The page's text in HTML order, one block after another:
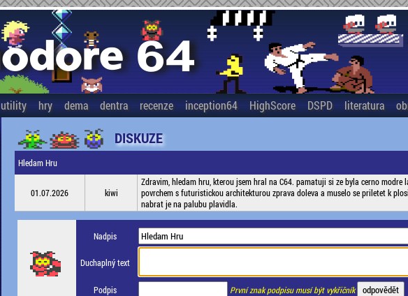
utility hry dema dentra recenze inception64 HighScore DSPD literatura
DISKUZE
Hledam Hru
01.07.2026 kiwi
Zdravim, hledam hru, kterou jsem hral na C64. pamatuji si ze byla cerno modre
povrchem s futuristickou architekturou zprava doleva a muselo se priletet k
nabrat je na palubu plavidla.
Nadpis
Duchaplný text
Podpis První znak podpisu musí být vykřičník